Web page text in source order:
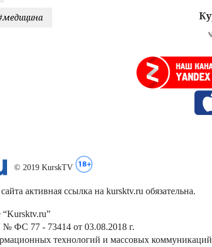
© 2019 KurskTV
активная ссылка на kursktv.ru обязательна.
ФС 77 - 73414 от 03.08.2018 г.
технологий и массовых